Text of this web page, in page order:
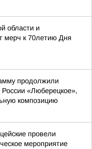
области и
мерч к 70летию Дня
продолжили
«Люберецкое»,
композицию
провели
мероприятие